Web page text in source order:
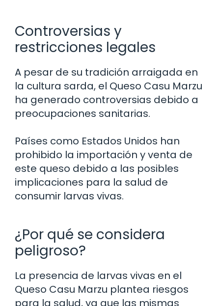
Controversias y
restricciones legales
A pesar de su tradición arraigada en
la cultura sarda, el Queso Casu Marzu
ha generado controversias debido a
preocupaciones sanitarias.
Países como Estados Unidos han
prohibido la importación y venta de
este queso debido a las posibles
implicaciones para la salud de
consumir larvas vivas.
¿Por qué se considera
peligroso?
La presencia de larvas vivas en el
Queso Casu Marzu plantea riesgos
para la salud, ya que las mismas